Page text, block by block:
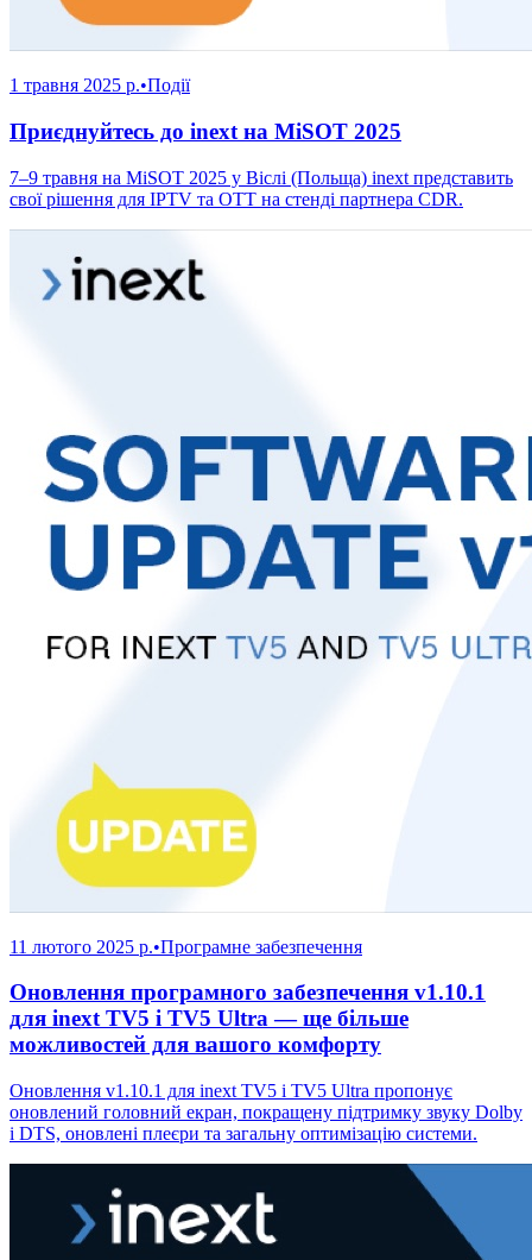
1 травня 2025 р.•Події
Приєднуйтесь до inext на MiSOT 2025
7–9 травня на MiSOT 2025 у Віслі (Польща) inext представить
свої рішення для IPTV та OTT на стенді партнера CDR.
11 лютого 2025 р.•Програмне забезпечення
Оновлення програмного забезпечення v1.10.1
для inext TV5 і TV5 Ultra — ще більше
можливостей для вашого комфорту
Оновлення v1.10.1 для inext TV5 і TV5 Ultra пропонує
оновлений головний екран, покращену підтримку звуку Dolby
і DTS, оновлені плеєри та загальну оптимізацію системи.